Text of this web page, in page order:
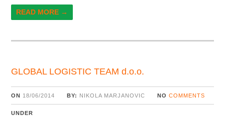
READ MORE →
GLOBAL LOGISTIC TEAM d.o.o.
ON 18/06/2014 BY: NIKOLA MARJANOVIC NO COMMENTS
UNDER